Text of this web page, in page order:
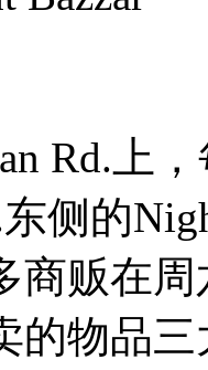
Rd.上
东侧的
商贩在
的物品